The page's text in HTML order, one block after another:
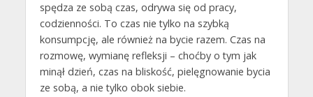
spędza ze sobą czas, odrywa się od pracy,
codzienności. To czas nie tylko na szybką
konsumpcję, ale również na bycie razem. Czas na
rozmowę, wymianę refleksji – choćby o tym jak
minął dzień, czas na bliskość, pielęgnowanie bycia
ze sobą, a nie tylko obok siebie.